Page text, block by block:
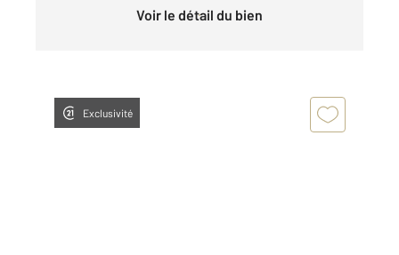
Voir le détail du bien
Exclusivité